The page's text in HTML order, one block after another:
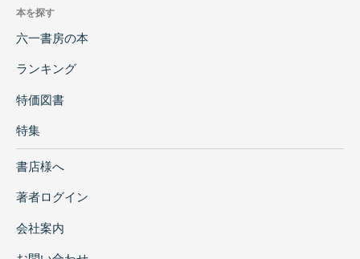
本を探す
六一書房の本
ランキング
特価図書
特集
書店様へ
著者ログイン
会社案内